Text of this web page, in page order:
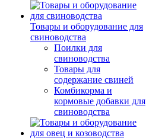
Товары и оборудование для
свиноводства
Поилки для
свиноводства
Товары для
содержание свиней
Комбикорма и
кормовые добавки для
свиноводства